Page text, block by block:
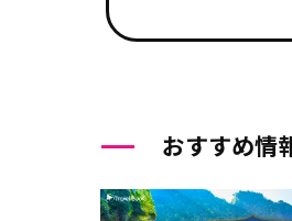
おすすめ情